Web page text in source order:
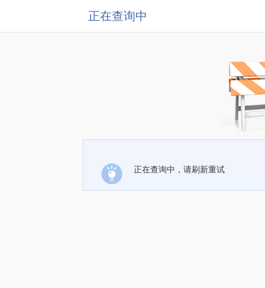
正在查询中
正在查询中，请刷新重试